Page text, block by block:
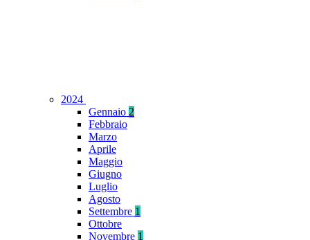
2024
Gennaio 2
Febbraio
Marzo
Aprile
Maggio
Giugno
Luglio
Agosto
Settembre 1
Ottobre
Novembre 1